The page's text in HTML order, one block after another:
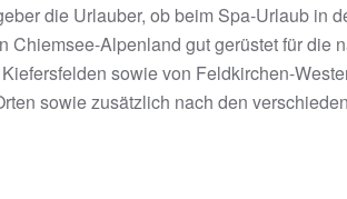
die Urlauber, ob beim Spa-Urlaub in
Alpenland gut gerüstet für die
sowie von Feldkirchen-
sowie zusätzlich nach den